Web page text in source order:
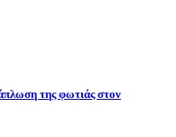
της φωτιάς στον